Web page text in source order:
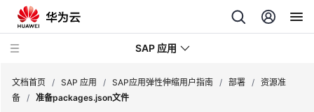
SAP 应用
文档首页 / SAP 应用 / SAP应用弹性伸缩用户指南 / 部署 / 资源准
备 / 准备packages.json文件